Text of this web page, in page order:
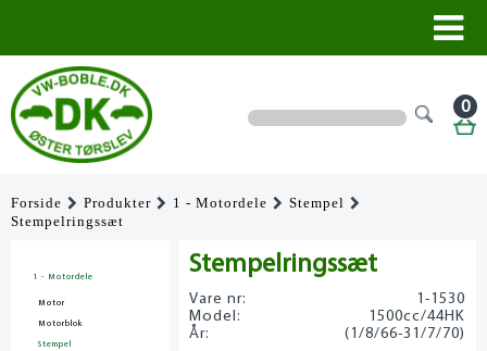
0
Forside Produkter 1 - Motordele
Stempel
Stempelringssæt
1 - Motordele
Motor
Motorblok
Stempel
Stempelringssæt
Vare nr:
1-1530
Model:
1500cc/44HK
År:
(1/8/66-31/7/70)